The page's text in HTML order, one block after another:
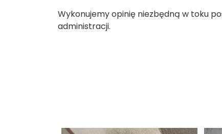
Wykonujemy opinię niezbędną w toku
administracji.